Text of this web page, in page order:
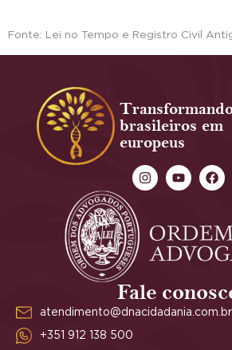
Fonte: Lei no Tempo e Registro Civil
brasileiros em
europeus
Fale
atendimento@dnacidadania.com.br
+351 912 138 500